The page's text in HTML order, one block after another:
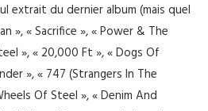
extrait du dernier album (mais quel
», « Sacrifice », « Power & The
», « 20,000 Ft », « Dogs Of
», « 747 (Strangers In The
Of Steel », « Denim And